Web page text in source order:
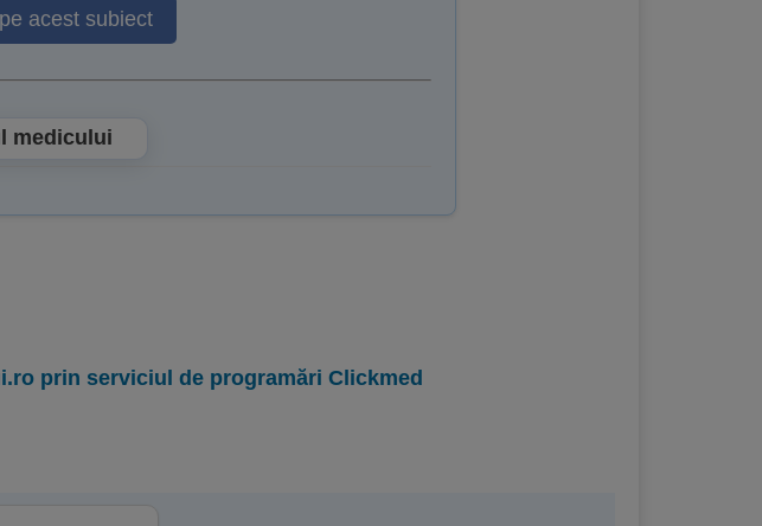
acest subiect
medicului
prin serviciul de programări Clickmed